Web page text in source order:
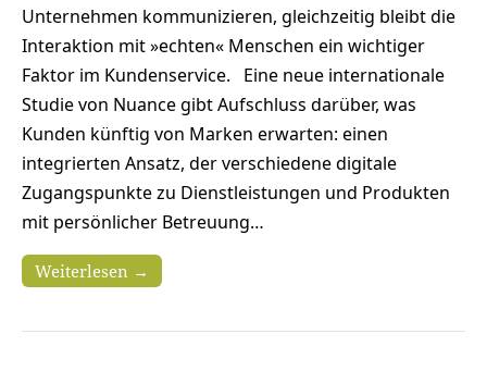
Unternehmen kommunizieren, gleichzeitig bleibt die
Interaktion mit »echten« Menschen ein wichtiger
Faktor im Kundenservice. Eine neue internationale
Studie von Nuance gibt Aufschluss darüber, was
Kunden künftig von Marken erwarten: einen
integrierten Ansatz, der verschiedene digitale
Zugangspunkte zu Dienstleistungen und Produkten
mit persönlicher Betreuung…
Weiterlesen →